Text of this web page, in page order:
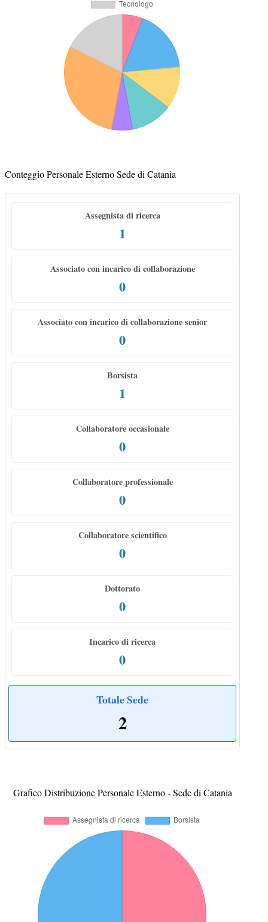
Conteggio Personale Esterno Sede di Catania
Assegnista di ricerca
1
Associato con incarico di collaborazione
0
Associato con incarico di collaborazione senior
0
Borsista
1
Collaboratore occasionale
0
Collaboratore professionale
0
Collaboratore scientifico
0
Dottorato
0
Incarico di ricerca
0
Totale Sede
2
Grafico Distribuzione Personale Esterno - Sede di Catania